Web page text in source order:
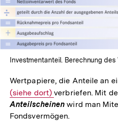
Investmentanteil. Berechnung
Wertpapiere, die Anteile an
(siehe dort)verbriefen. Mit
Anteilscheinen wird man
Fondsvermögen.